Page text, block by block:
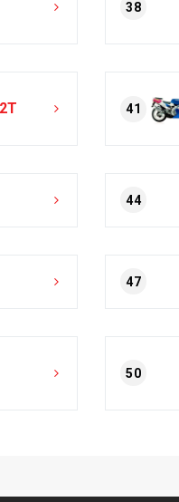
38
41
44
47
50